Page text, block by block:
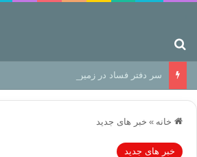
سر دفتر فساد در زمین‌، دوری وکناره‌گیری
خانه » خبر های جدید
خبر های جدید